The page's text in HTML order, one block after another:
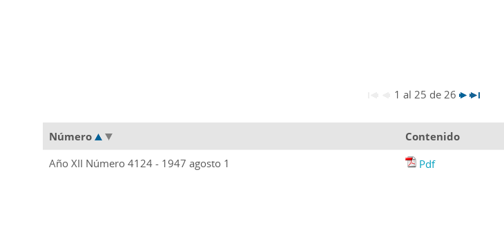
1 al 25 de 26
Número Contenido
Año XII Número 4124 - 1947 agosto 1
Pdf